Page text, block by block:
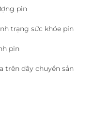
pin
trạng sức khỏe pin
pin
trên dây chuyền sản